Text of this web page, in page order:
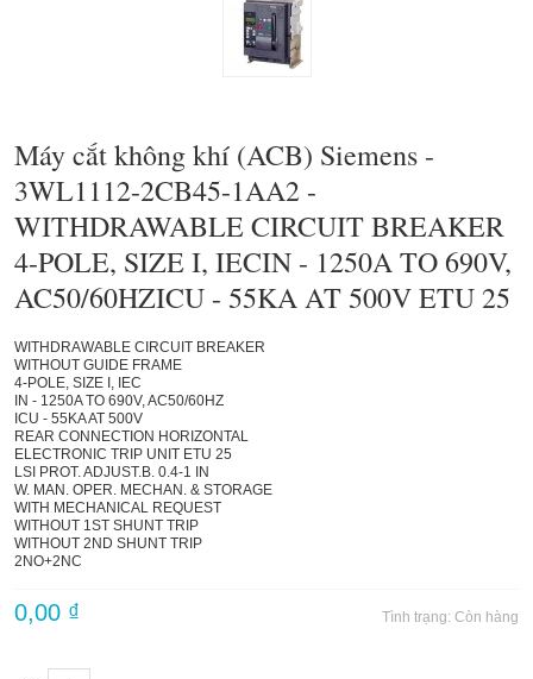
Máy cắt không khí (ACB) Siemens -
3WL1112-2CB45-1AA2 -
WITHDRAWABLE CIRCUIT BREAKER
4-POLE, SIZE I, IECIN - 1250A TO 690V,
AC50/60HZICU - 55KA AT 500V ETU 25
WITHDRAWABLE CIRCUIT BREAKER
WITHOUT GUIDE FRAME
4-POLE, SIZE I, IEC
IN - 1250A TO 690V, AC50/60HZ
ICU - 55KA AT 500V
REAR CONNECTION HORIZONTAL
ELECTRONIC TRIP UNIT ETU 25
LSI PROT. ADJUST.B. 0.4-1 IN
W. MAN. OPER. MECHAN. & STORAGE
WITH MECHANICAL REQUEST
WITHOUT 1ST SHUNT TRIP
WITHOUT 2ND SHUNT TRIP
2NO+2NC
Tình trạng: Còn hàng
0,00 ₫